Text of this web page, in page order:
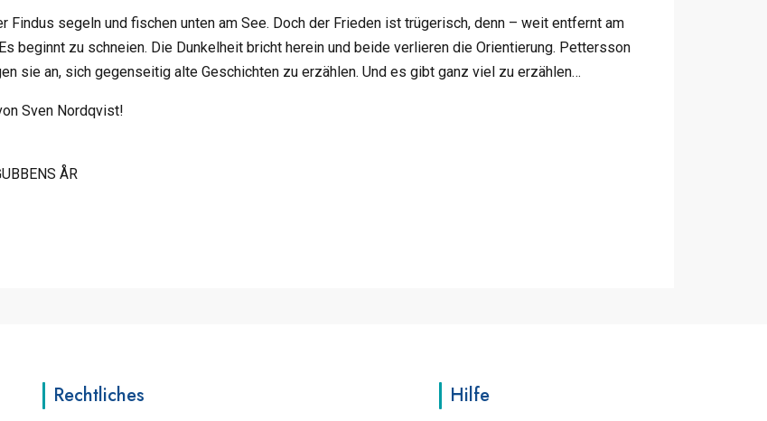
segeln und fischen unten am See. Doch der Frieden ist trügerisch, denn – weit entfernt am
beginnt zu schneien. Die Dunkelheit bricht herein und beide verlieren die Orientierung. Pettersson
sie an, sich gegenseitig alte Geschichten zu erzählen. Und es gibt ganz viel zu erzählen…
Sven Nordqvist!
ÅR
Rechtliches Hilfe